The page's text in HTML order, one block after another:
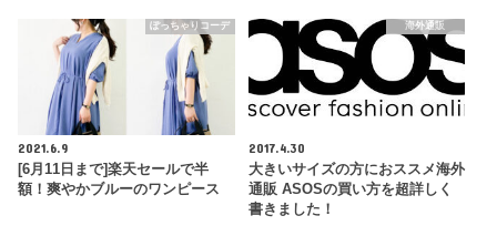
ぽっちゃりコーデ
2021.6.9
[6月11日まで]楽天セールで半
額！爽やかブルーのワンピース
海外通販
2017.4.30
大きいサイズの方におススメ海外
通販 ASOSの買い方を超詳しく
書きました！